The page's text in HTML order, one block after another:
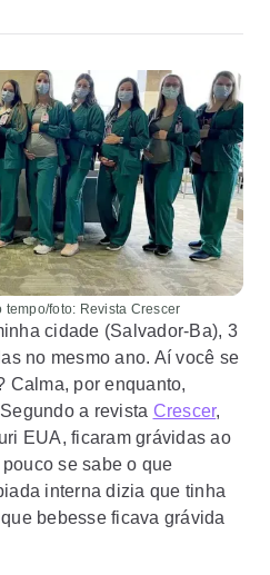
tempo/foto: Revista Crescer
cidade (Salvador-Ba), 3
no mesmo ano. Aí você se
Calma, por enquanto,
a revista Crescer,
EUA, ficaram grávidas ao
se sabe o que
interna dizia que tinha
bebesse ficava grávida